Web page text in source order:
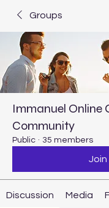
Groups
Immanuel Online
Community
Public · 35 members
Join
Discussion Media